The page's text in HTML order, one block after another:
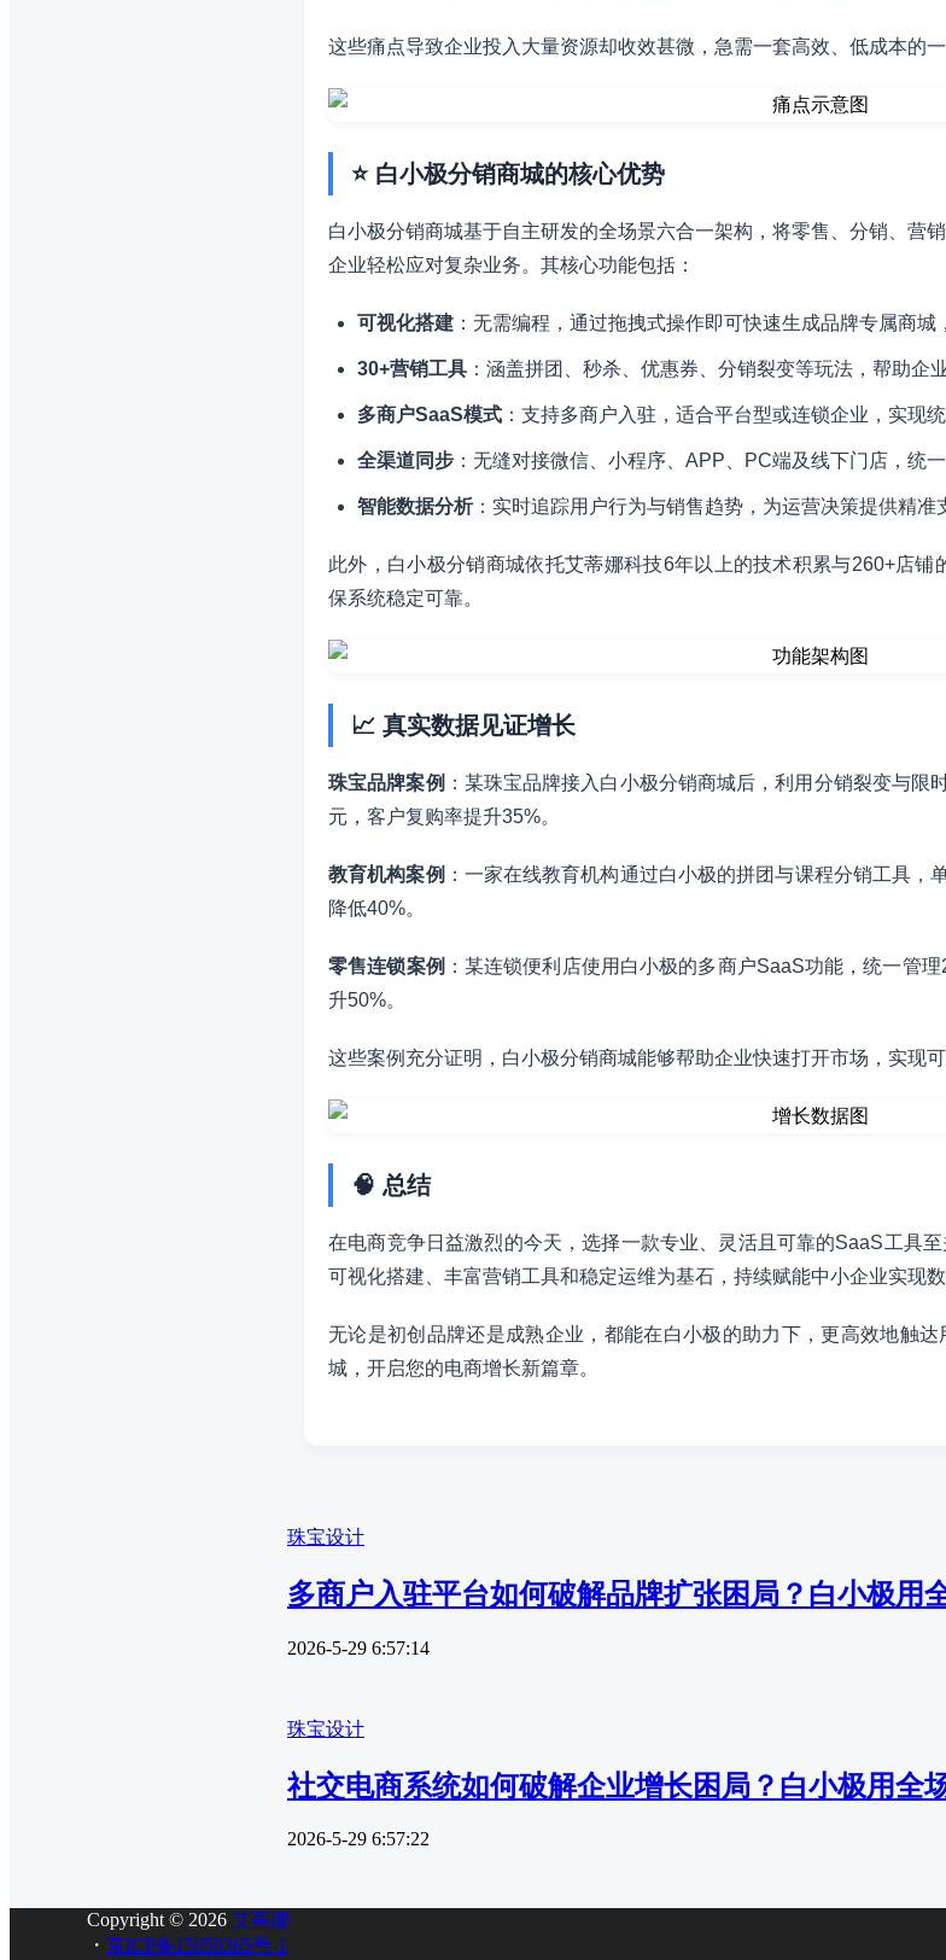
这些痛点导致企业投入大量资源却收效甚微，急需一套高效、低成本的一
⭐ 白小极分销商城的核心优势
白小极分销商城基于自主研发的全场景六合一架构，将零售、分销、营
企业轻松应对复杂业务。其核心功能包括：
可视化搭建 ：无需编程，通过拖拽式操作即可快速生成品牌专属商城
30+营销工具 ：涵盖拼团、秒杀、优惠券、分销裂变等玩法，帮助企
多商户SaaS模式 ：支持多商户入驻，适合平台型或连锁企业，实现
全渠道同步 ：无缝对接微信、小程序、APP、PC端及线下门店，统
智能数据分析：实时追踪用户行为与销售趋势，为运营决策提供精准
此外，白小极分销商城依托艾蒂娜科技6年以上的技术积累与260+店
保系统稳定可靠。
📈 真实数据见证增长
珠宝品牌案例 ：某珠宝品牌接入白小极分销商城后，利用分销裂变与
元，客户复购率提升35%。
教育机构案例 ：一家在线教育机构通过白小极的拼团与课程分销工具，
降低40%。
零售连锁案例 ：某连锁便利店使用白小极的多商户SaaS功能，统一管
升50%。
这些案例充分证明，白小极分销商城能够帮助企业快速打开市场，实现可
🧠 总结
在电商竞争日益激烈的今天，选择一款专业、灵活且可靠的SaaS工具
可视化搭建、丰富营销工具和稳定运维为基石，持续赋能中小企业实现数
无论是初创品牌还是成熟企业，都能在白小极的助力下，更高效地触
城，开启您的电商增长新篇章。
珠宝设计
多商户入驻平台如何破解品牌扩张困局？白小极用
2026-5-29 6:57:14
珠宝设计
社交电商系统如何破解企业增长困局？白小极用全
2026-5-29 6:57:22
Copyright © 2026 艾蒂娜
・ 京ICP备15050365号-1